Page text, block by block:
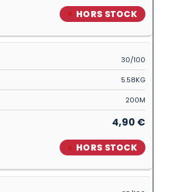
HORS STOCK
30/100
5.58KG
200M
4,90 €
HORS STOCK